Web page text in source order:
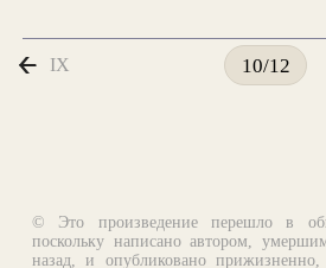
IX 10/12
© Это произведение перешло в
поскольку написано автором,
назад, и опубликовано